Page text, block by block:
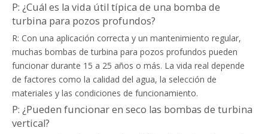
P: ¿Cuál es la vida útil típica de una bomba de
turbina para pozos profundos?
R: Con una aplicación correcta y un mantenimiento regular,
muchas bombas de turbina para pozos profundos pueden
funcionar durante 15 a 25 años o más. La vida real depende
de factores como la calidad del agua, la selección de
materiales y las condiciones de funcionamiento.
P: ¿Pueden funcionar en seco las bombas de turbina
vertical?